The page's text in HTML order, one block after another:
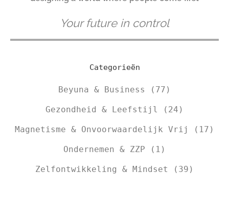
Your future in control
Categorieën
Beyuna & Business (77)
Gezondheid & Leefstijl (24)
Magnetisme & Onvoorwaardelijk Vrij (17)
Ondernemen & ZZP (1)
Zelfontwikkeling & Mindset (39)